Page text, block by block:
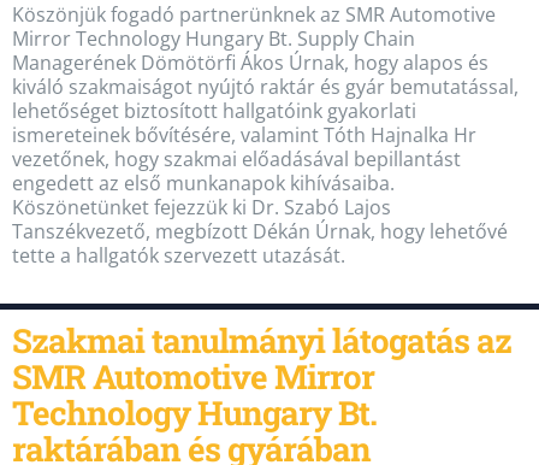
Köszönjük fogadó partnerünknek az SMR Automotive
Mirror Technology Hungary Bt. Supply Chain
Managerének Dömötörfi Ákos Úrnak, hogy alapos és
kiváló szakmaiságot nyújtó raktár és gyár bemutatással,
lehetőséget biztosított hallgatóink gyakorlati
ismereteinek bővítésére, valamint Tóth Hajnalka Hr
vezetőnek, hogy szakmai előadásával bepillantást
engedett az első munkanapok kihívásaiba.
Köszönetünket fejezzük ki Dr. Szabó Lajos
Tanszékvezető, megbízott Dékán Úrnak, hogy lehetővé
tette a hallgatók szervezett utazását.
Szakmai tanulmányi látogatás az
SMR Automotive Mirror
Technology Hungary Bt.
raktárában és gyárában